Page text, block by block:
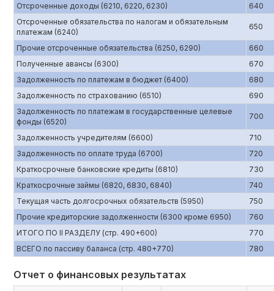
Отсроченные доходы (6210, 6220, 6230)
640
Отсроченные обязательства по налогам и обязательным
платежам (6240)
650
Прочие отсроченные обязательства (6250, 6290)
660
Полученные авансы (6300)
670
Задолженность по платежам в бюджет (6400)
680
Задолженность по страхованию (6510)
690
Задолженность по платежам в государственные целевые
фонды (6520)
700
Задолженность учредителям (6600)
710
Задолженность по оплате труда (6700)
720
Краткосрочные банковские кредиты (6810)
730
Краткосрочные займы (6820, 6830, 6840)
740
Текущая часть долгосрочных обязательств (5950)
750
Прочие кредиторские задолженности (6300 кроме 6950)
760
ИТОГО ПО II РАЗДЕЛУ (стр. 490+600)
770
ВСЕГО по пассиву баланса (стр. 480+770)
780
Отчет о финансовых результатах